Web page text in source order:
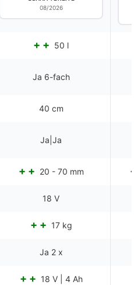
08/2026
50 l
Ja 6-fach
40 cm
Ja|Ja
20 - 70 mm
18 V
17 kg
Ja 2 x
18 V | 4 Ah